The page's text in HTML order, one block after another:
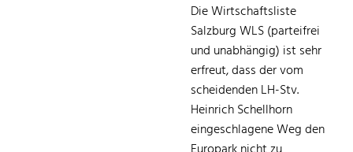
Die Wirtschaftsliste
Salzburg WLS (parteifrei
und unabhängig) ist sehr
erfreut, dass der vom
scheidenden LH-Stv.
Heinrich Schellhorn
eingeschlagene Weg den